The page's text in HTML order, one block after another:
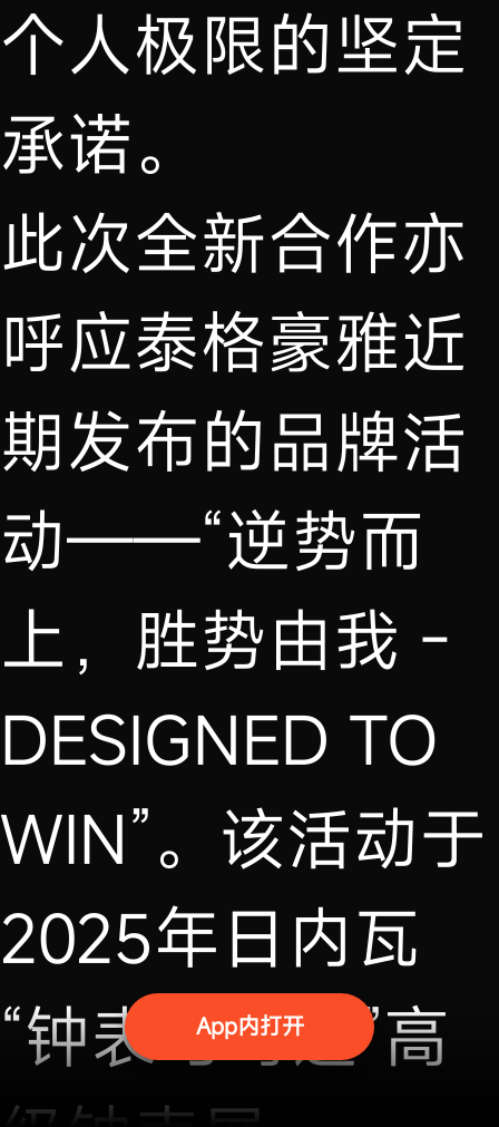
个人极限的坚定
承诺。
此次全新合作亦
呼应泰格豪雅近
期发布的品牌活
动——“逆势而
上，胜势由我 -
DESIGNED TO
WIN”。该活动于
2025年日内瓦
“钟表与奇迹”高
App内打开